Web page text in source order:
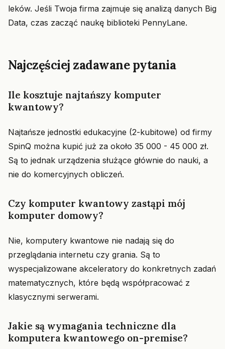
leków. Jeśli Twoja firma zajmuje się analizą danych Big
Data, czas zacząć naukę biblioteki PennyLane.
Najczęściej zadawane pytania
Ile kosztuje najtańszy komputer
kwantowy?
Najtańsze jednostki edukacyjne (2-kubitowe) od firmy
SpinQ można kupić już za około 35 000 - 45 000 zł.
Są to jednak urządzenia służące głównie do nauki, a
nie do komercyjnych obliczeń.
Czy komputer kwantowy zastąpi mój
komputer domowy?
Nie, komputery kwantowe nie nadają się do
przeglądania internetu czy grania. Są to
wyspecjalizowane akceleratory do konkretnych zadań
matematycznych, które będą współpracować z
klasycznymi serwerami.
Jakie są wymagania techniczne dla
komputera kwantowego on-premise?